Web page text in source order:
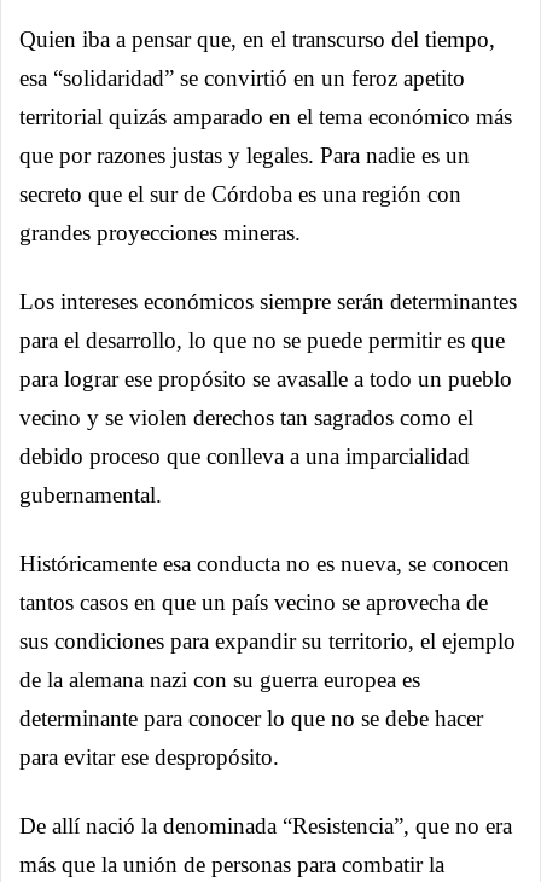
Quien iba a pensar que, en el transcurso del tiempo,
esa “solidaridad” se convirtió en un feroz apetito
territorial quizás amparado en el tema económico más
que por razones justas y legales. Para nadie es un
secreto que el sur de Córdoba es una región con
grandes proyecciones mineras.
Los intereses económicos siempre serán determinantes
para el desarrollo, lo que no se puede permitir es que
para lograr ese propósito se avasalle a todo un pueblo
vecino y se violen derechos tan sagrados como el
debido proceso que conlleva a una imparcialidad
gubernamental.
Históricamente esa conducta no es nueva, se conocen
tantos casos en que un país vecino se aprovecha de
sus condiciones para expandir su territorio, el ejemplo
de la alemana nazi con su guerra europea es
determinante para conocer lo que no se debe hacer
para evitar ese despropósito.
De allí nació la denominada “Resistencia”, que no era
más que la unión de personas para combatir la